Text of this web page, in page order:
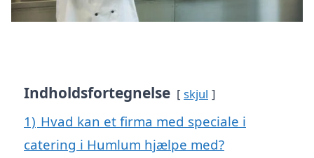
Indholdsfortegnelse skjul
1) Hvad kan et firma med speciale i
catering i Humlum hjælpe med?